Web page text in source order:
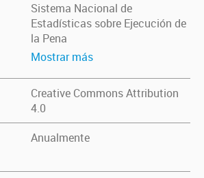
Sistema Nacional de
Estadísticas sobre Ejecución de
la Pena
Mostrar más
Creative Commons Attribution
4.0
Anualmente